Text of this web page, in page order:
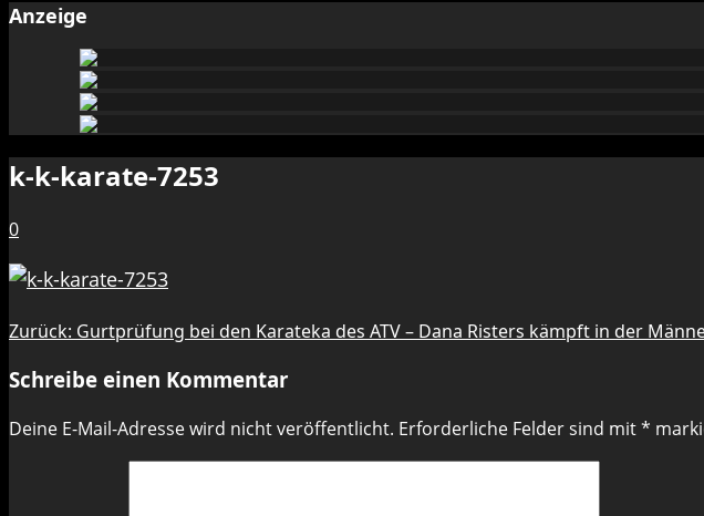
Anzeige
k-k-karate-7253
0
Beitragsnavigation
Zurück: Gurtprüfung bei den Karateka des ATV – Dana Risters kämpft in der
Schreibe einen Kommentar
Deine E-Mail-Adresse wird nicht veröffentlicht. Erforderliche Felder sind mit*